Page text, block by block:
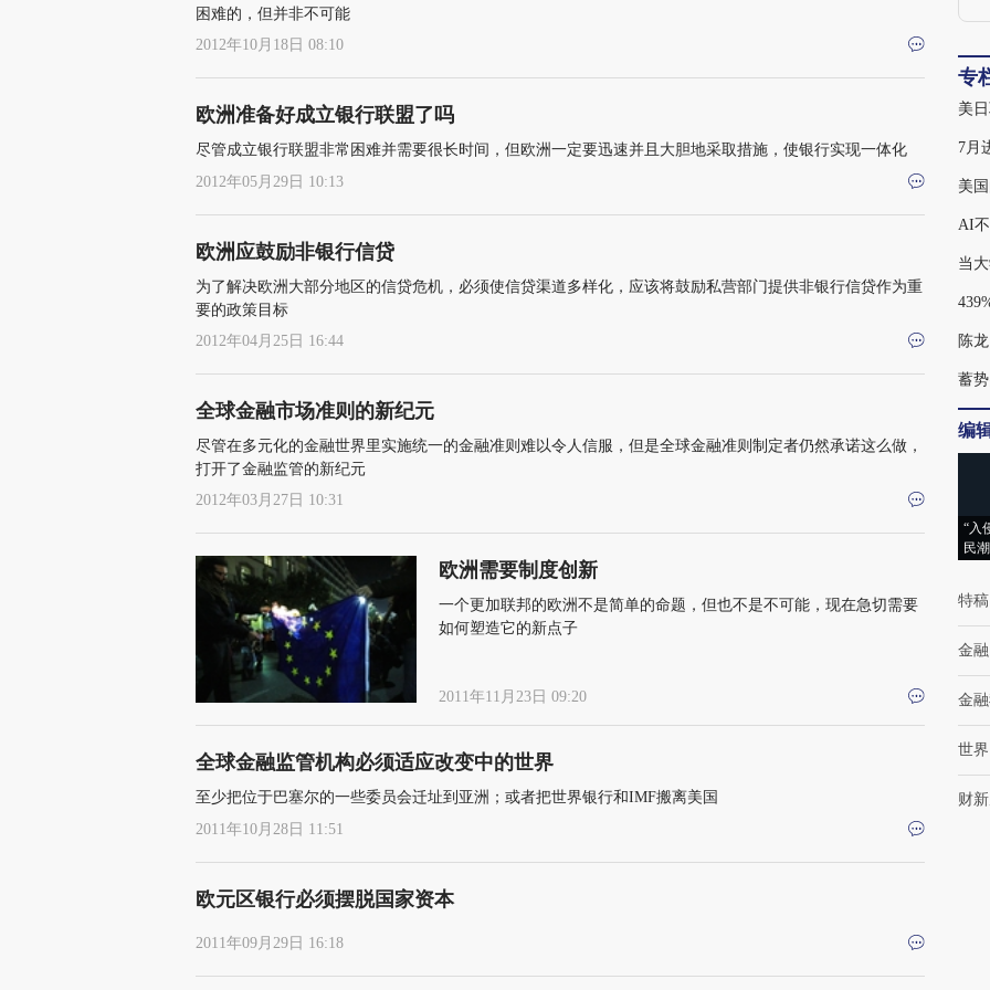
困难的，但并非不可能
2012年10月18日 08:10
欧洲准备好成立银行联盟了吗
尽管成立银行联盟非常困难并需要很长时间，但欧洲一定要迅速并且大胆地采取措施，使银行实现一体化
2012年05月29日 10:13
欧洲应鼓励非银行信贷
为了解决欧洲大部分地区的信贷危机，必须使信贷渠道多样化，应该将鼓励私营部门提供非银行信贷作为重
要的政策目标
2012年04月25日 16:44
全球金融市场准则的新纪元
尽管在多元化的金融世界里实施统一的金融准则难以令人信服，但是全球金融准则制定者仍然承诺这么做，
打开了金融监管的新纪元
2012年03月27日 10:31
欧洲需要制度创新
一个更加联邦的欧洲不是简单的命题，但也不是不可能，现在急切需要
如何塑造它的新点子
2011年11月23日 09:20
全球金融监管机构必须适应改变中的世界
至少把位于巴塞尔的一些委员会迁址到亚洲；或者把世界银行和IMF搬离美国
2011年10月28日 11:51
欧元区银行必须摆脱国家资本
2011年09月29日 16:18
专
美
美
AI
当
陈
蓄
编
“入
民
特稿
金融
金
世界
财